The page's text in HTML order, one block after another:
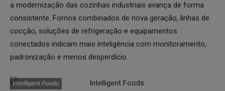
a modernização das cozinhas industriais avança de forma
consistente. Fornos combinados de nova geração, linhas de
cocção, soluções de refrigeração e equipamentos
conectados indicam mais inteligência com monitoramento,
padronização e menos desperdício.
Intelligent Foods